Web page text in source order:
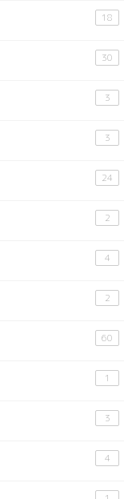
18
30
3
3
24
2
4
2
60
1
3
4